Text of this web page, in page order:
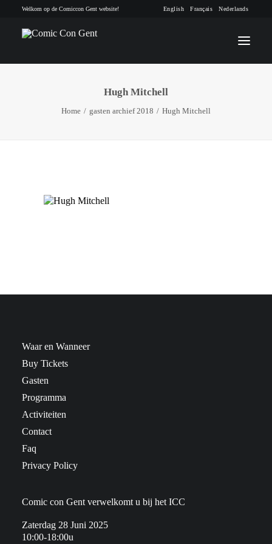
Welkom op de Comiccon Gent website! English Français Nederlands
INFO
Hugh Mitchell
Home gasten archief 2018 Hugh Mitchell
Waar en Wanneer
Buy Tickets
Gasten
Programma
Activiteiten
Contact
Faq
Privacy Policy
Comic con Gent verwelkomt u bij het ICC
Zaterdag 28 Juni 2025
10:00-18:00u